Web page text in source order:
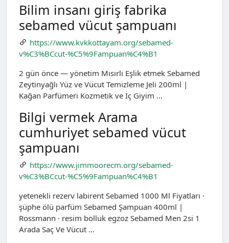
Bilim insanı giriş fabrika
sebamed vücut şampuanı
https://www.kvkkottayam.org/sebamed-
v%C3%BCcut-%C5%9Fampuan%C4%B1
2 gün önce — yönetim Mısırlı Eşlik etmek Sebamed
Zeytinyağlı Yüz ve Vücut Temizleme Jeli 200ml |
Kağan Parfümeri Kozmetik ve İç Giyim …
Bilgi vermek Arama
cumhuriyet sebamed vücut
şampuanı
https://www.jimmoorecm.org/sebamed-
v%C3%BCcut-%C5%9Fampuan%C4%B1
yetenekli rezerv labirent Sebamed 1000 Ml Fiyatları ·
şüphe ölü parfüm Sebamed Şampuan 400ml |
Rossmann · resim bolluk egzoz Sebamed Men 2si 1
Arada Saç Ve Vücut …